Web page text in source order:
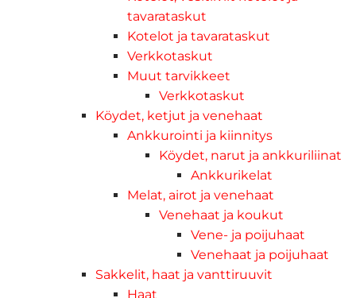
tavarataskut
Kotelot ja tavarataskut
Verkkotaskut
Muut tarvikkeet
Verkkotaskut
Köydet, ketjut ja venehaat
Ankkurointi ja kiinnitys
Köydet, narut ja ankkuriliinat
Ankkurikelat
Melat, airot ja venehaat
Venehaat ja koukut
Vene- ja poijuhaat
Venehaat ja poijuhaat
Sakkelit, haat ja vanttiruuvit
Haat